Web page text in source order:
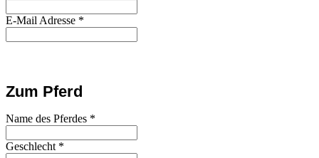
E-Mail Adresse *
Zum Pferd
Name des Pferdes *
Geschlecht *